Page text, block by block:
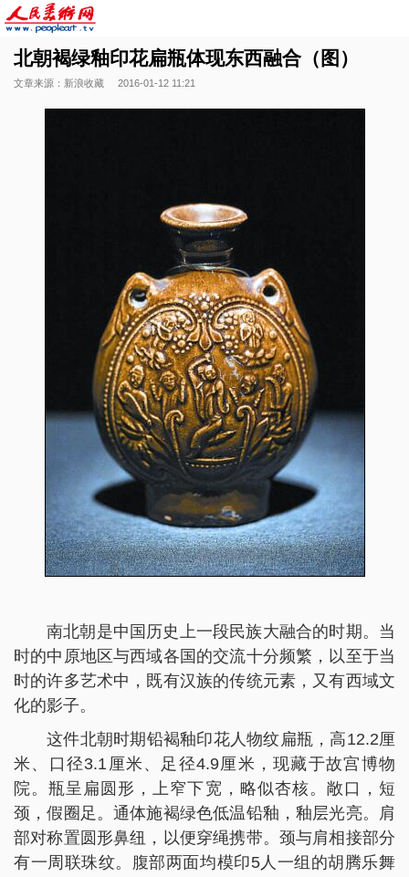
北朝褐绿釉印花扁瓶体现东西融合（图）
文章来源：新浪收藏 2016-01-12 11:21
南北朝是中国历史上一段民族大融合的时期。当
时的中原地区与西域各国的交流十分频繁，以至于当
时的许多艺术中，既有汉族的传统元素，又有西域文
化的影子。
这件北朝时期铅褐釉印花人物纹扁瓶，高12.2厘
米、口径3.1厘米、足径4.9厘米，现藏于故宫博物
院。瓶呈扁圆形，上窄下宽，略似杏核。敞口，短
颈，假圈足。通体施褐绿色低温铅釉，釉层光亮。肩
部对称置圆形鼻纽，以便穿绳携带。颈与肩相接部分
有一周联珠纹。腹部两面均模印5人一组的胡腾乐舞